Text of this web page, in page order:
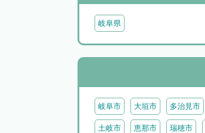
岐阜県
岐阜市 大垣市 多治見市
土岐市 恵那市 瑞穂市